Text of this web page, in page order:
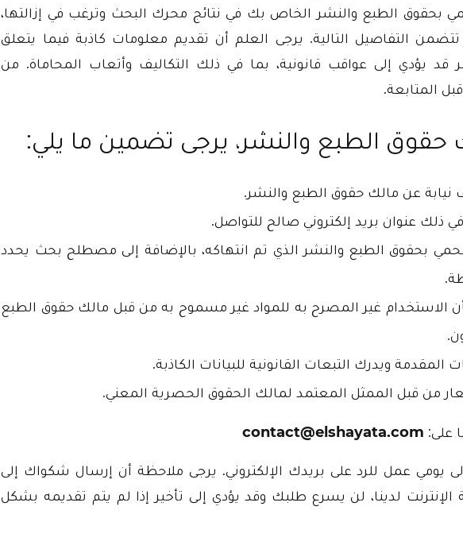
بحقوق الطبع والنشر الخاص بك في نتائج محرك البحث وترغب في إزالتها،
التفاصيل التالية. يرجى العلم أن تقديم معلومات كاذبة فيما يتعلق
قد يؤدي إلى عواقب قانونية، بما في ذلك التكاليف وأتعاب المحاماة. من
المتابعة.
حقوق الطبع والنشر، يرجى تضمين ما يلي:
نيابة عن مالك حقوق الطبع والنشر.
ذلك عنوان بريد إلكتروني صالح للتواصل.
بحقوق الطبع والنشر الذي تم انتهاكه، بالإضافة إلى مصطلح بحث يحدد
بأن الاستخدام غير المصرح به للمواد غير مسموح به من قبل مالك حقوق الطبع
المقدمة ويدرك التبعات القانونية للبيانات الكاذبة.
من قبل الممثل المعتمد لمالك الحقوق الحصرية المعني.
على: contact@elshayata.com
يومي عمل للرد على بريدك الإلكتروني. يرجى ملاحظة أن إرسال شكواك إلى
لدينا، لن يسرع طلبك وقد يؤدي إلى تأخير إذا لم يتم تقديمه بشكل